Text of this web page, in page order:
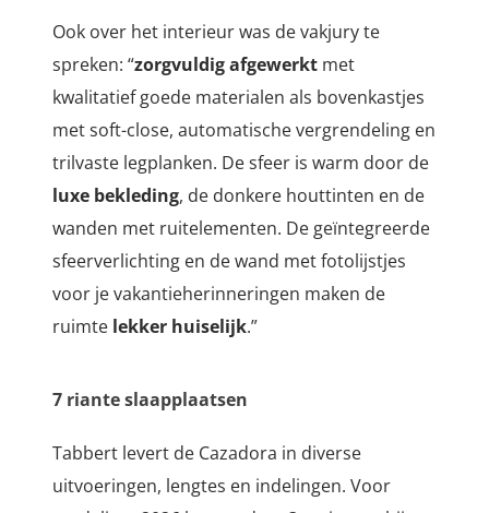
Ook over het interieur was de vakjury te
spreken: “zorgvuldig afgewerkt met
kwalitatief goede materialen als bovenkastjes
met soft-close, automatische vergrendeling en
trilvaste legplanken. De sfeer is warm door de
luxe bekleding, de donkere houttinten en de
wanden met ruitelementen. De geïntegreerde
sfeerverlichting en de wand met fotolijstjes
voor je vakantieherinneringen maken de
ruimte lekker huiselijk.”
7 riante slaapplaatsen
Tabbert levert de Cazadora in diverse
uitvoeringen, lengtes en indelingen. Voor